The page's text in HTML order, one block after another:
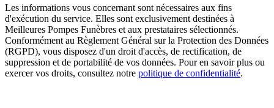
Les informations vous concernant sont nécessaires aux fins
d'exécution du service. Elles sont exclusivement destinées à
Meilleures Pompes Funèbres et aux prestataires sélectionnés.
Conformément au Règlement Général sur la Protection des Données
(RGPD), vous disposez d'un droit d'accès, de rectification, de
suppression et de portabilité de vos données. Pour en savoir plus ou
exercer vos droits, consultez notre politique de confidentialité.